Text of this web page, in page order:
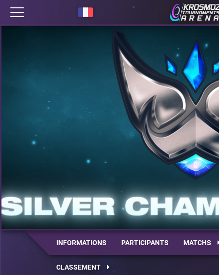
INFORMATIONS PARTICIPANTS MATCHS
CLASSEMENT